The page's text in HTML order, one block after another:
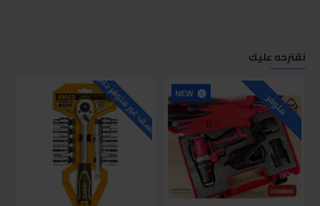
نقترحه عليك
NEW متوفر للاسف غير متوفر حاليا